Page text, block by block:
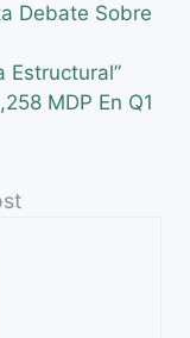
Debate Sobre
Estructural”
MDP En Q1